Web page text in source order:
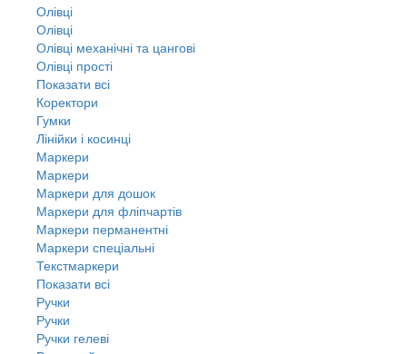
Олівці
Олівці
Олівці механічні та цангові
Олівці прості
Показати всі
Коректори
Гумки
Лінійки і косинці
Маркери
Маркери
Маркери для дошок
Маркери для фліпчартів
Маркери перманентні
Маркери спеціальні
Текстмаркери
Показати всі
Ручки
Ручки
Ручки гелеві